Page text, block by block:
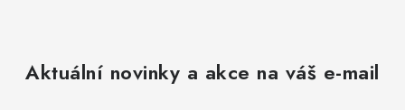
Aktuální novinky a akce na váš e-mail